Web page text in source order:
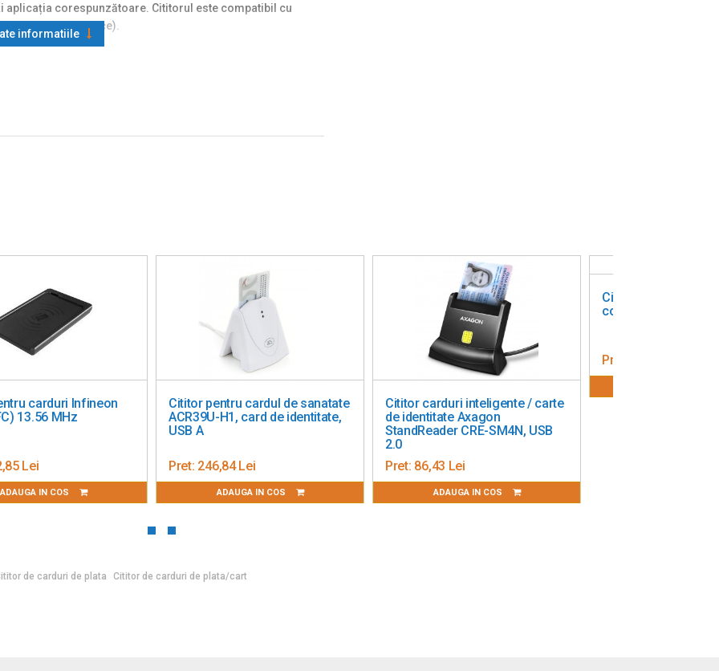
corespunzătoare. Cititorul este compatibil cu
electronice).
precum și pe smartphone-uri și tablete.
de înaltă calitate, tamponul antiderapant și cablul lung
C.
B și C (5V, 3V și 1.8V).
1).
SLE 4418/28 (S=9).
SLE4436, SLE5536, SLE6636, AT88SC1608, AT45D041.
automată la modul de economisire a energiei.
(lumină constantă) și transferul de date (intermitent).
informatiile
carduri Infineon
13.56 MHz
Lei
ADAUGA IN COS
Cititor pentru cardul de sanatate
ACR39U-H1, card de identitate,
USB A
Pret: 246,84 Lei
ADAUGA IN COS
Cititor carduri inteligente / carte
de identitate Axagon
StandReader CRE-SM4N, USB
2.0
Pret: 86,43 Lei
ADAUGA IN COS
Cititor de carduri
contact uTrust 2700
Pret:
de carduri de plata Cititor de carduri de plata/cart